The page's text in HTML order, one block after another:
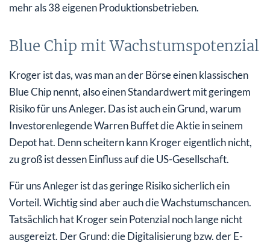
mehr als 38 eigenen Produktionsbetrieben.
Blue Chip mit Wachstumspotenzial
Kroger ist das, was man an der Börse einen klassischen
Blue Chip nennt, also einen Standardwert mit geringem
Risiko für uns Anleger. Das ist auch ein Grund, warum
Investorenlegende Warren Buffet die Aktie in seinem
Depot hat. Denn scheitern kann Kroger eigentlich nicht,
zu groß ist dessen Einfluss auf die US-Gesellschaft.
Für uns Anleger ist das geringe Risiko sicherlich ein
Vorteil. Wichtig sind aber auch die Wachstumschancen.
Tatsächlich hat Kroger sein Potenzial noch lange nicht
ausgereizt. Der Grund: die Digitalisierung bzw. der E-